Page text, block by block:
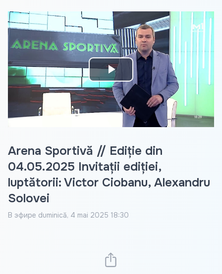
Play
Video
Arena Sportivă // Ediție din
04.05.2025 Invitații ediției,
luptătorii: Victor Ciobanu, Alexandru
Solovei
В эфире duminică, 4 mai 2025 18:30